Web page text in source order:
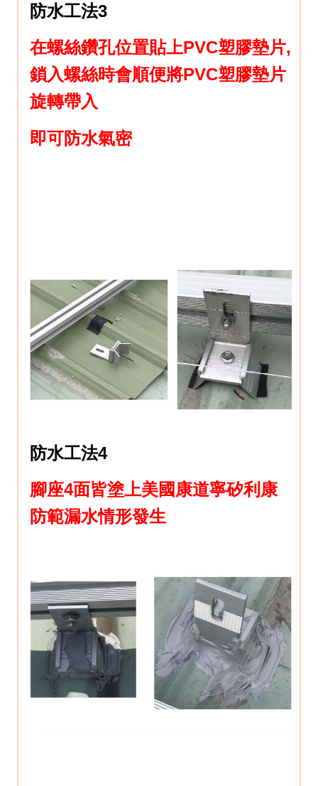
防水工法3
在螺絲鑽孔位置貼上PVC塑膠墊片,
鎖入螺絲時會順便將PVC塑膠墊片
旋轉帶入
即可防水氣密
防水工法4
腳座4面皆塗上美國康道寧矽利康
防範漏水情形發生